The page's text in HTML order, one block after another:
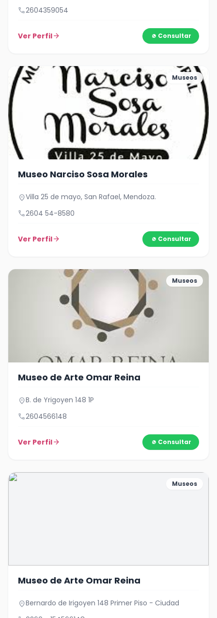
call2604359054
Ver Perfilarrow_forward Consultar
Museos
Museo Narciso Sosa Morales
location_onVilla 25 de mayo, San Rafael, Mendoza.
call2604 54-8580
Ver Perfilarrow_forward Consultar
Museos
Museo de Arte Omar Reina
location_onB. de Yrigoyen 148 1P
call2604566148
Ver Perfilarrow_forward Consultar
Museos
Museo de Arte Omar Reina
location_onBernardo de Irigoyen 148 Primer Piso - Ciudad